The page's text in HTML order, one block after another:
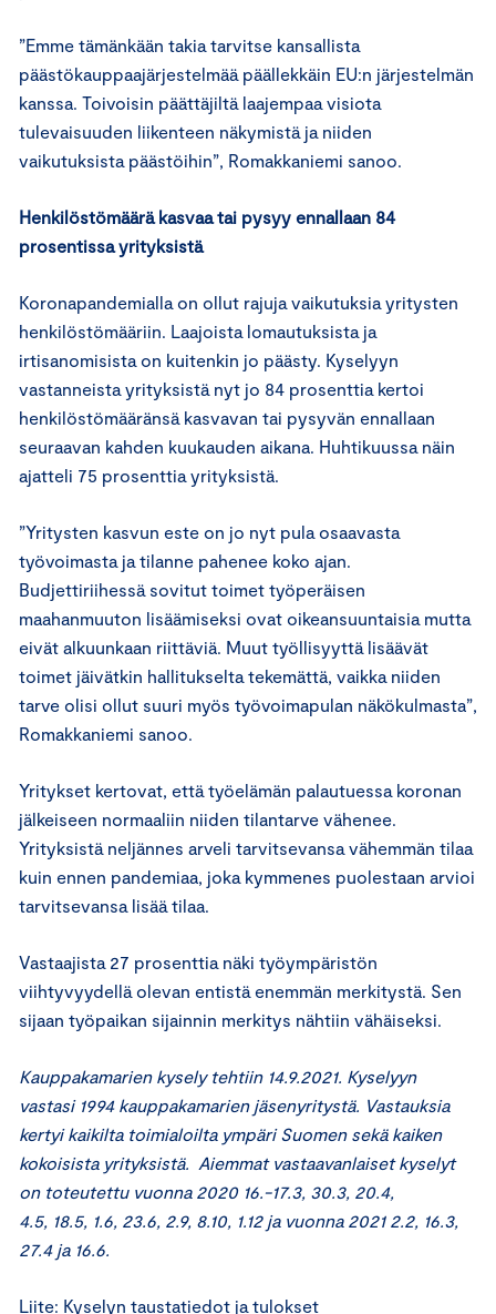
”Emme tämänkään takia tarvitse kansallista
päästökauppaajärjestelmää päällekkäin EU:n järjestelmän
kanssa. Toivoisin päättäjiltä laajempaa visiota
tulevaisuuden liikenteen näkymistä ja niiden
vaikutuksista päästöihin”, Romakkaniemi sanoo.
Henkilöstömäärä kasvaa tai pysyy ennallaan 84
prosentissa yrityksistä
Koronapandemialla on ollut rajuja vaikutuksia yritysten
henkilöstömääriin. Laajoista lomautuksista ja
irtisanomisista on kuitenkin jo päästy. Kyselyyn
vastanneista yrityksistä nyt jo 84 prosenttia kertoi
henkilöstömääränsä kasvavan tai pysyvän ennallaan
seuraavan kahden kuukauden aikana. Huhtikuussa näin
ajatteli 75 prosenttia yrityksistä.
”Yritysten kasvun este on jo nyt pula osaavasta
työvoimasta ja tilanne pahenee koko ajan.
Budjettiriihessä sovitut toimet työperäisen
maahanmuuton lisäämiseksi ovat oikeansuuntaisia mutta
eivät alkuunkaan riittäviä. Muut työllisyyttä lisäävät
toimet jäivätkin hallitukselta tekemättä, vaikka niiden
tarve olisi ollut suuri myös työvoimapulan näkökulmasta”,
Romakkaniemi sanoo.
Yritykset kertovat, että työelämän palautuessa koronan
jälkeiseen normaaliin niiden tilantarve vähenee.
Yrityksistä neljännes arveli tarvitsevansa vähemmän tilaa
kuin ennen pandemiaa, joka kymmenes puolestaan arvioi
tarvitsevansa lisää tilaa.
Vastaajista 27 prosenttia näki työympäristön
viihtyvyydellä olevan entistä enemmän merkitystä. Sen
sijaan työpaikan sijainnin merkitys nähtiin vähäiseksi.
Kauppakamarien kysely tehtiin 14.9.2021. Kyselyyn
vastasi 1994 kauppakamarien jäsenyritystä. Vastauksia
kertyi kaikilta toimialoilta ympäri Suomen sekä kaiken
kokoisista yrityksistä. Aiemmat vastaavanlaiset kyselyt
on toteutettu vuonna 2020 16.-17.3, 30.3, 20.4,
4.5, 18.5, 1.6, 23.6, 2.9, 8.10, 1.12 ja vuonna 2021 2.2, 16.3,
27.4 ja 16.6.
Liite: Kyselyn taustatiedot ja tulokset